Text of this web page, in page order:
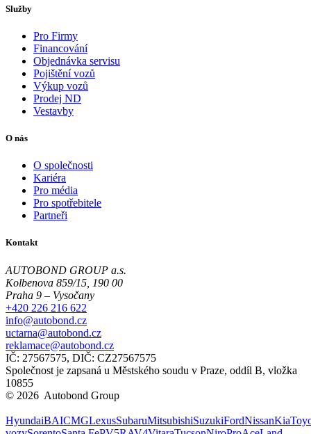
Služby
Pro Firmy
Financování
Objednávka servisu
Pojištění vozů
Výkup vozů
Prodej ND
Vestavby
O nás
O společnosti
Kariéra
Pro média
Pro spotřebitele
Partneři
Kontakt
AUTOBOND GROUP a.s.
Kolbenova 859/15, 190 00
Praha 9 – Vysočany
+420 226 216 622
info@autobond.cz
uctarna@autobond.cz
reklamace@autobond.cz
IČ: 27567575, DIČ: CZ27567575
Společnost je zapsaná u Městského soudu v Praze, oddíl B, vložka
10855
© 2026 Autobond Group
HyundaiBAICMGLexusSubaruMitsubishiSuzukiFordNissanKia